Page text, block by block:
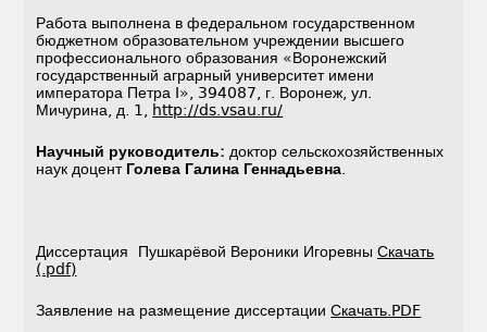
Работа выполнена в федеральном государственном
бюджетном образовательном учреждении высшего
профессионального образования «Воронежский
государственный аграрный университет имени
императора Петра I», 394087, г. Воронеж, ул.
Мичурина, д. 1,
http://ds.vsau.ru/
Научный руководитель: доктор сельскохозяйственных
наук доцент Голева Галина Геннадьевна
Диссертация Пушкарёвой Вероники ИгоревныСкачать
(.pdf)
Заявление на размещение диссертацииСкачать.PDF